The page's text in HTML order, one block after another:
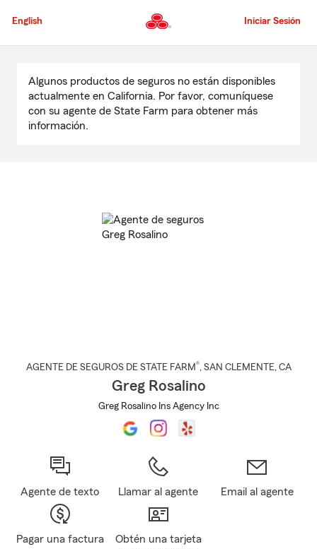
al
principal
English Iniciar Sesión
contenido
principal
Algunos productos de seguros no están disponibles
actualmente en California. Por favor, comuníquese
con su agente de State Farm para obtener más
información.
AGENTE DE SEGUROS DE STATE FARM®, SAN CLEMENTE, CA
Greg Rosalino
Greg Rosalino Ins Agency Inc
Agente de texto Llamar al agente Email al agente
Pagar una factura
Obtén una tarjeta